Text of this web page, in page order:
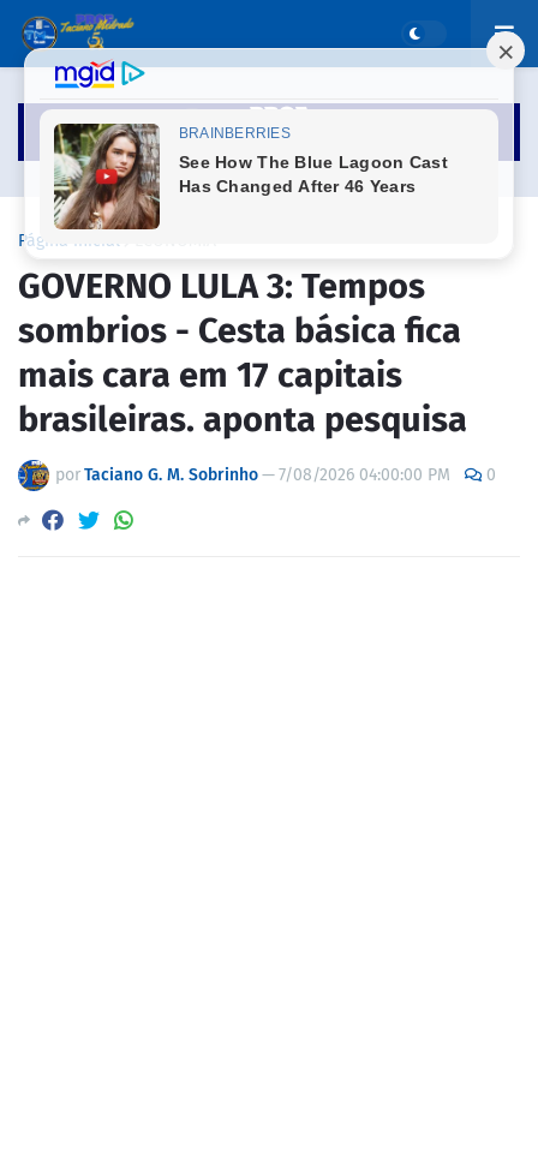
Página inicial
GOVERNO LULA 3: Tempos
sombrios - Cesta básica fica
mais cara em 17 capitais
brasileiras. aponta pesquisa
porTaciano G. M. Sobrinho—7/08/2026 04:00:00 PM 0